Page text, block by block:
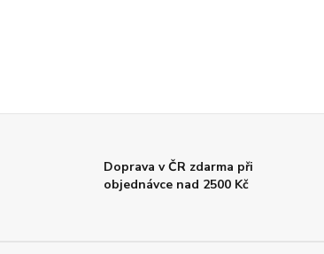
Doprava v ČR zdarma při
objednávce nad 2500 Kč